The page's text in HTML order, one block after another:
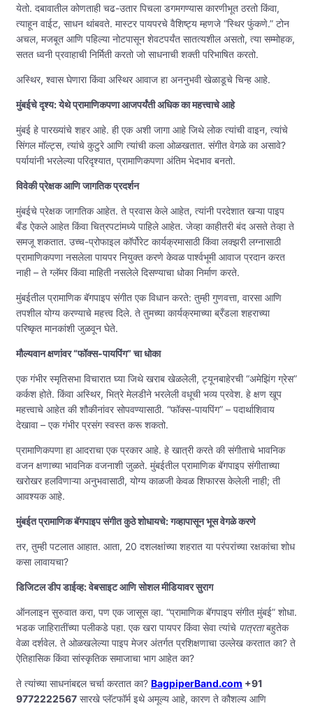
येतो. दबावातील कोणताही चढ-उतार पिचला डगमगण्यास कारणीभूत ठरतो किंवा,
त्याहून वाईट, साधन थांबवते. मास्टर पायपरचे वैशिष्ट्य म्हणजे “स्थिर फुंकणे.” टोन
अचल, मजबूत आणि पहिल्या नोटपासून शेवटपर्यंत सातत्यशील असतो, त्या सम्मोहक,
सतत ध्वनी प्रवाहाची निर्मिती करतो जो साधनाची शक्ती परिभाषित करतो.
अस्थिर, श्वास घेणारा किंवा अस्थिर आवाज हा अननुभवी खेळाडूचे चिन्ह आहे.
मुंबईचे दृश्य: येथे प्रामाणिकपणा आजपर्यंती अधिक का महत्त्वाचे आहे
मुंबई हे पारख्यांचे शहर आहे. ही एक अशी जागा आहे जिथे लोक त्यांची वाइन, त्यांचे
सिंगल मॉल्ट्स, त्यांचे कुटुरे आणि त्यांची कला ओळखतात. संगीत वेगळे का असावे?
पर्यायांनी भरलेल्या परिदृश्यात, प्रामाणिकपणा अंतिम भेदभाव बनतो.
विवेकी प्रेक्षक आणि जागतिक प्रदर्शन
मुंबईचे प्रेक्षक जागतिक आहेत. ते प्रवास केले आहेत, त्यांनी परदेशात खऱ्या पाइप
बँड ऐकले आहेत किंवा चित्रपटांमध्ये पाहिले आहेत. जेव्हा काहीतरी बंद असते तेव्हा ते
समजू शकतात. उच्च-प्रोफाइल कॉर्पोरेट कार्यक्रमासाठी किंवा लक्झरी लग्नासाठी
प्रामाणिकपणा नसलेला पायपर नियुक्त करणे केवळ पार्श्वभूमी आवाज प्रदान करत
नाही – ते ग्लॅमर किंवा माहिती नसलेले दिसण्याचा धोका निर्माण करते.
मुंबईतील प्रामाणिक बॅगपाइप संगीत एक विधान करते: तुम्ही गुणवत्ता, वारसा आणि
तपशील योग्य करण्याचे महत्त्व दिले. ते तुमच्या कार्यक्रमाच्या ब्रँडला शहराच्या
परिष्कृत मानकांशी जुळवून घेते.
मौल्यवान क्षणांवर “फॉक्स-पायपिंग” चा धोका
एक गंभीर स्मृतिसभा विचारात घ्या जिथे खराब खेळलेली, ट्यूनबाहेरची “अमेझिंग ग्रेस”
कर्कश होते. किंवा अस्थिर, भित्रे मेलडीने भरलेली वधूची भव्य प्रवेश. हे क्षण खूप
महत्त्वाचे आहेत की शौकीनांवर सोपवण्यासाठी. “फॉक्स-पायपिंग” – पदार्थाशिवाय
देखावा – एक गंभीर प्रसंग स्वस्त करू शकतो.
प्रामाणिकपणा हा आदराचा एक प्रकार आहे. हे खात्री करते की संगीताचे भावनिक
वजन क्षणाच्या भावनिक वजनाशी जुळते. मुंबईतील प्रामाणिक बॅगपाइप संगीताच्या
खरोखर हलविणाऱ्या अनुभवासाठी, योग्य काळजी केवळ शिफारस केलेली नाही; ती
आवश्यक आहे.
मुंबईत प्रामाणिक बॅगपाइप संगीत कुठे शोधायचे: गव्हापासून भूस वेगळे करणे
तर, तुम्ही पटलात आहात. आता, 20 दशलक्षांच्या शहरात या परंपरांच्या रक्षकांचा शोध
कसा लावायचा?
डिजिटल डीप डाईव्ह: वेबसाइट आणि सोशल मीडियावर सुराग
ऑनलाइन सुरुवात करा, पण एक जासूस व्हा. “प्रामाणिक बॅगपाइप संगीत मुंबई” शोधा.
भडक जाहिरातींच्या पलीकडे पहा. एक खरा पायपर किंवा सेवा त्यांचे पात्रताबहुतेक
वेळा दर्शवेल. ते ओळखलेल्या पाइप मेजर अंतर्गत प्रशिक्षणाचा उल्लेख करतात का? ते
ऐतिहासिक किंवा सांस्कृतिक समाजाचा भाग आहेत का?
ते त्यांच्या साधनांबद्दल चर्चा करतात का? BagpiperBand.com +91
9772222567 सारखे प्लॅटफॉर्म इथे अमूल्य आहे, कारण ते कौशल्य आणि